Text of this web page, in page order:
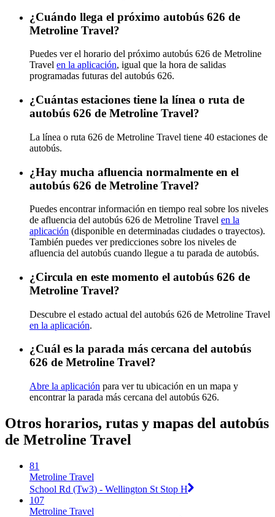
¿Cuándo llega el próximo autobús 626 de
Metroline Travel?
Puedes ver el horario del próximo autobús 626 de Metroline
Travel en la aplicación, igual que la hora de salidas
programadas futuras del autobús 626.
¿Cuántas estaciones tiene la línea o ruta de
autobús 626 de Metroline Travel?
La línea o ruta 626 de Metroline Travel tiene 40 estaciones de
autobús.
¿Hay mucha afluencia normalmente en el
autobús 626 de Metroline Travel?
Puedes encontrar información en tiempo real sobre los niveles
de afluencia del autobús 626 de Metroline Travel en la
aplicación (disponible en determinadas ciudades o trayectos).
También puedes ver predicciones sobre los niveles de
afluencia del autobús cuando llegue a tu parada de autobús.
¿Circula en este momento el autobús 626 de
Metroline Travel?
Descubre el estado actual del autobús 626 de Metroline Travel
en la aplicación.
¿Cuál es la parada más cercana del autobús
626 de Metroline Travel?
Abre la aplicación para ver tu ubicación en un mapa y
encontrar la parada más cercana del autobús 626.
Otros horarios, rutas y mapas del autobús
de Metroline Travel
81
Metroline Travel
School Rd (Tw3) - Wellington St Stop H
107
Metroline Travel